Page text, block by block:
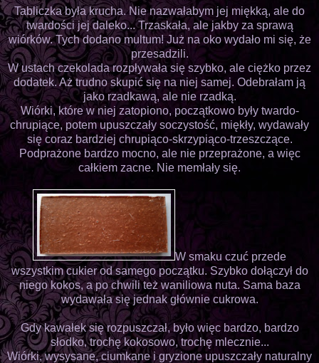
Tabliczka była krucha. Nie nazwałabym jej miękką, ale do
twardości jej daleko... Trzaskała, ale jakby za sprawą
wiórków. Tych dodano multum! Już na oko wydało mi się, że
przesadzili.
W ustach czekolada rozpływała się szybko, ale ciężko przez
dodatek. Aż trudno skupić się na niej samej. Odebrałam ją
jako rzadkawą, ale nie rzadką.
Wiórki, które w niej zatopiono, początkowo były twardo-
chrupiące, potem upuszczały soczystość, miękły, wydawały
się coraz bardziej chrupiąco-skrzypiąco-trzeszczące.
Podprażone bardzo mocno, ale nie przeprażone, a więc
całkiem zacne. Nie memłały się.
W smaku czuć przede
wszystkim cukier od samego początku. Szybko dołączył do
niego kokos, a po chwili też waniliowa nuta. Sama baza
wydawała się jednak głównie cukrowa.
Gdy kawałek się rozpuszczał, było więc bardzo, bardzo
słodko, trochę kokosowo, trochę mlecznie...
Wiórki, wysysane, ciumkane i gryzione upuszczały naturalny